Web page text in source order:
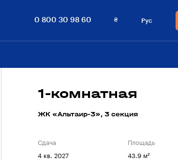
0 800 30 98 60 ₴
Валюта на сайте
Рус
Язык сайта
1-комнатная
ЖК «Альтаир-3», 3 секция
Сдача
4 кв. 2027
Площадь
43.9 м²